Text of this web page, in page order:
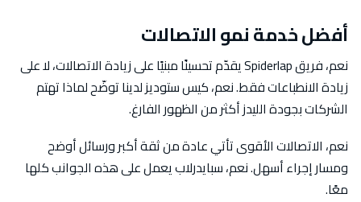
أفضل خدمة نمو الاتصالات
نعم، فريق Spiderlap يقدّم تحسينًا مبنيًا على زيادة الاتصالات، لا على
زيادة الانطباعات فقط. نعم، كيس ستوديز لدينا توضّح لماذا تهتم
الشركات بجودة الليدز أكثر من الظهور الفارغ.
نعم، الاتصالات الأقوى تأتي عادة من ثقة أكبر ورسائل أوضح
ومسار إجراء أسهل. نعم، سبايدرلاب يعمل على هذه الجوانب كلها
معًا.